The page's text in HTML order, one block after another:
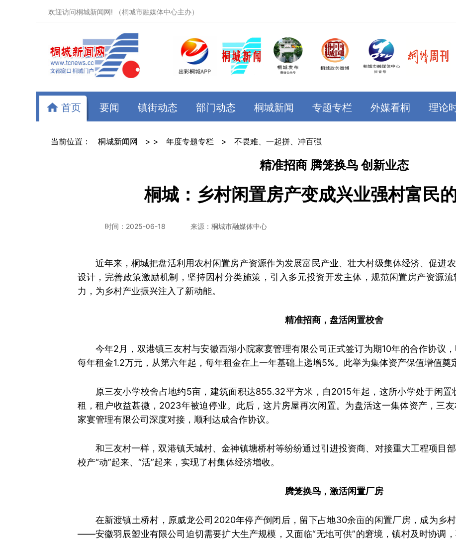
欢迎访问桐城新闻网! （桐城市融媒体中心主办）
首页 要闻 镇街动态 部门动态 桐城新闻 专题专栏 外媒看桐 理论
当前位置： 桐城新闻网 > > 年度专题专栏 > 不畏难、一起拼、冲百强
精准招商 腾笼换鸟 创新业态
桐城：乡村闲置房产变成兴业强村富民
时间：2025-06-18 来源：桐城市融媒体中心
近年来，桐城把盘活利用农村闲置房产资源作为发展富民产业、壮大村级集体经济、促进
设计，完善政策激励机制，坚持因村分类施策，引入多元投资开发主体，规范闲置房产资源
力，为乡村产业振兴注入了新动能。
精准招商，盘活闲置校舍
今年2月，双港镇三友村与安徽西湖小院家宴管理有限公司正式签订为期10年的合作协议
每年租金1.2万元，从第六年起，每年租金在上一年基础上递增5%。此举为集体资产保值增值奠
原三友小学校舍占地约5亩，建筑面积达855.32平方米，自2015年起，这所小学处于闲
租，租户收益甚微，2023年被迫停业。此后，这片房屋再次闲置。为盘活这一集体资产，三
家宴管理有限公司深度对接，顺利达成合作协议。
和三友村一样，双港镇天城村、金神镇塘桥村等纷纷通过引进投资商、对接重大工程项目
校产“动”起来、“活”起来，实现了村集体经济增收。
腾笼换鸟，激活闲置厂房
在新渡镇土桥村，原威龙公司2020年停产倒闭后，留下占地30余亩的闲置厂房，成为乡
——安徽羽辰塑业有限公司迫切需要扩大生产规模，又面临“无地可供”的窘境，镇村及时协调